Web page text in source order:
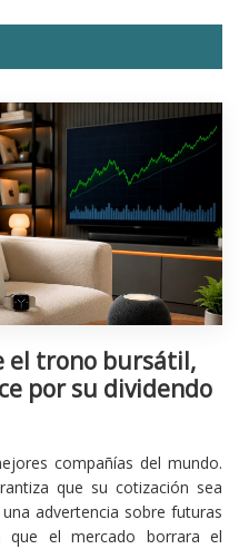
el trono bursátil,
por su dividendo
compañías del mundo.
que su cotización sea
advertencia sobre futuras
que el mercado borrara el